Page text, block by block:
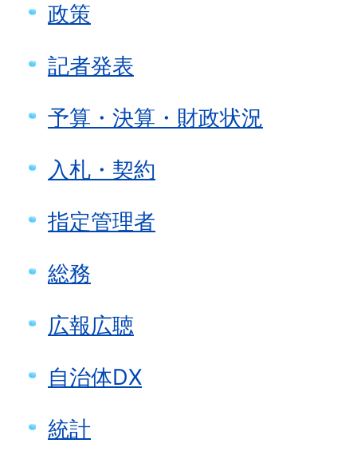
政策
記者発表
予算・決算・財政状況
入札・契約
指定管理者
総務
広報広聴
自治体DX
統計